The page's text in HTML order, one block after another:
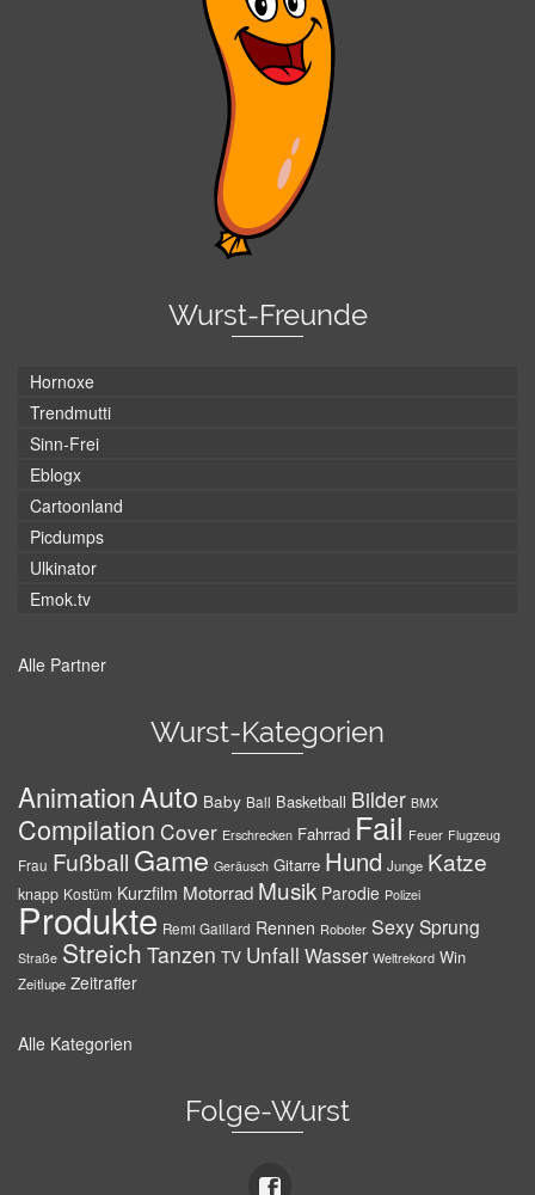
Wurst-Freunde
Hornoxe
Trendmutti
Sinn-Frei
Eblogx
Cartoonland
Picdumps
Ulkinator
Emok.tv
Alle Partner
Wurst-Kategorien
AnimationAuto Baby Ball Basketball Bilder BMX
Compilation Cover Erschrecken Fahrrad Fail Feuer Flugzeug
Frau Fußball Game Geräusch Gitarre Hund Junge Katze
knapp Kostüm Kurzfilm Motorrad Musik Parodie Polizei
Produkte Remi Gaillard Rennen Roboter SexySprung
Straße Streich Tanzen TV Unfall Wasser Weltrekord Win
Zeitlupe Zeitraffer
Alle Kategorien
Folge-Wurst